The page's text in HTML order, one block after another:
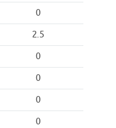
0
2.5
0
0
0
0